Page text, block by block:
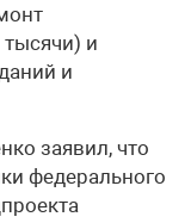
тысячи) и
и
заявил, что
федерального